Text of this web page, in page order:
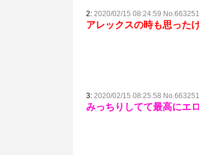
2: 2020/02/15 08:24:59
アレックスの時も思った
3: 2020/02/15 08:25:58
みっちりしてて最高にエ